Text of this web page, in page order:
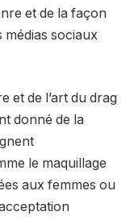
et de la façon
médias sociaux
et de l’art du drag
donné de la
le maquillage
aux femmes ou